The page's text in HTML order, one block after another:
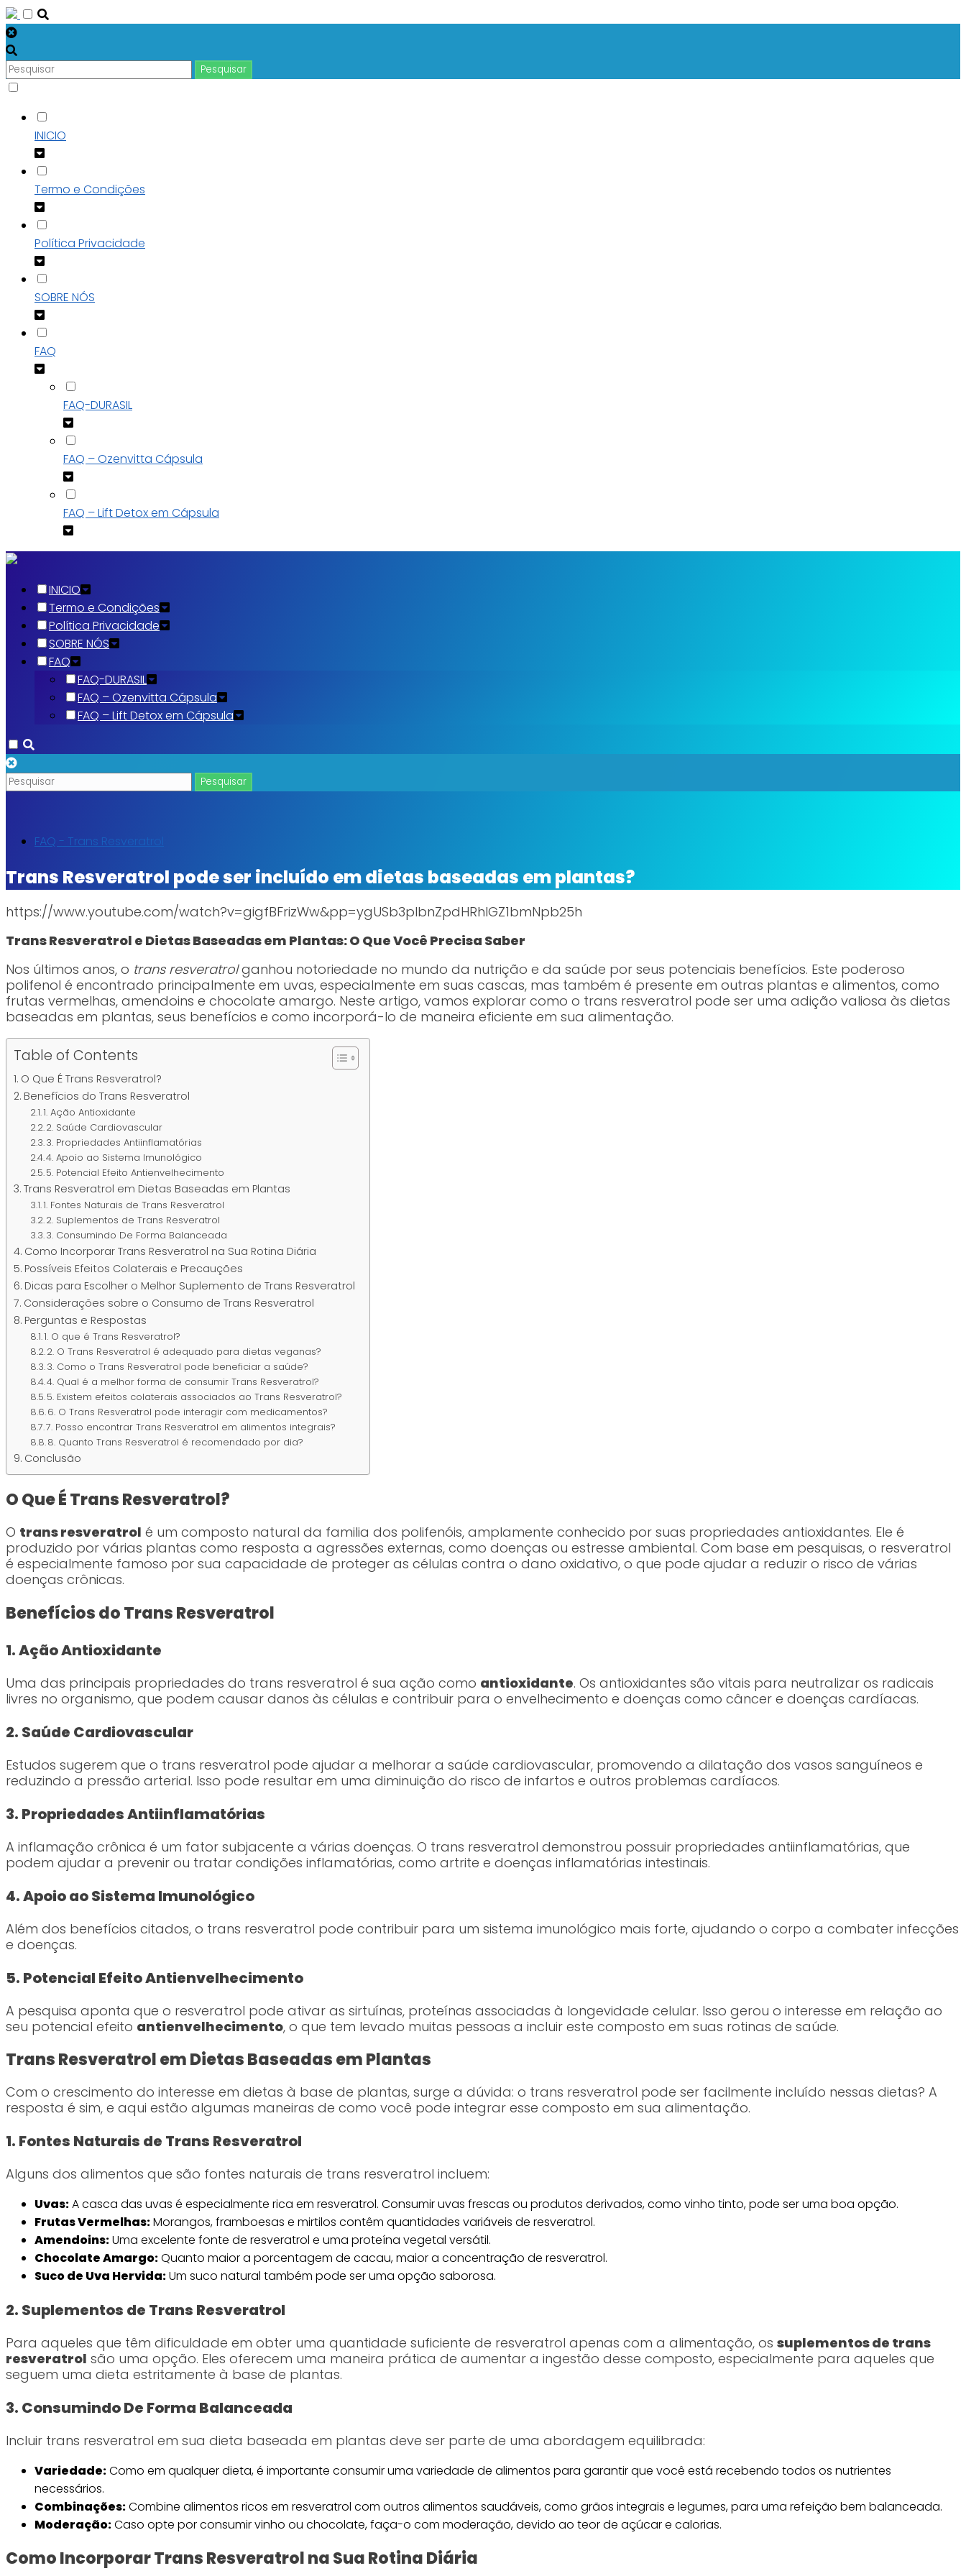
INICIO
Termo e Condições
Política Privacidade
SOBRE NÓS
FAQ
FAQ-DURASIL
FAQ – Ozenvitta Cápsula
FAQ – Lift Detox em Cápsula
INICIO
Termo e Condições
Política Privacidade
SOBRE NÓS
FAQ
FAQ-DURASIL
FAQ – Ozenvitta Cápsula
FAQ – Lift Detox em Cápsula
FAQ - Trans Resveratrol
Trans Resveratrol pode ser incluído em dietas baseadas em plantas?
https://www.youtube.com/watch?v=gigfBFrizWw&pp=ygUSb3plbnZpdHRhIGZ1bmNpb25h
Trans Resveratrol e Dietas Baseadas em Plantas: O Que Você Precisa Saber
Nos últimos anos, o trans resveratrolganhou notoriedade no mundo da nutrição e da saúde por seus potenciais benefícios. Este poderoso
polifenol é encontrado principalmente em uvas, especialmente em suas cascas, mas também é presente em outras plantas e alimentos, como
frutas vermelhas, amendoins e chocolate amargo. Neste artigo, vamos explorar como o trans resveratrol pode ser uma adição valiosa às dietas
baseadas em plantas, seus benefícios e como incorporá-lo de maneira eficiente em sua alimentação.
Table of Contents
O Que É Trans Resveratrol?
Benefícios do Trans Resveratrol
1. Ação Antioxidante
2. Saúde Cardiovascular
3. Propriedades Antiinflamatórias
4. Apoio ao Sistema Imunológico
5. Potencial Efeito Antienvelhecimento
Trans Resveratrol em Dietas Baseadas em Plantas
1. Fontes Naturais de Trans Resveratrol
2. Suplementos de Trans Resveratrol
3. Consumindo De Forma Balanceada
Como Incorporar Trans Resveratrol na Sua Rotina Diária
Possíveis Efeitos Colaterais e Precauções
Dicas para Escolher o Melhor Suplemento de Trans Resveratrol
Considerações sobre o Consumo de Trans Resveratrol
Perguntas e Respostas
1. O que é Trans Resveratrol?
2. O Trans Resveratrol é adequado para dietas veganas?
3. Como o Trans Resveratrol pode beneficiar a saúde?
4. Qual é a melhor forma de consumir Trans Resveratrol?
5. Existem efeitos colaterais associados ao Trans Resveratrol?
6. O Trans Resveratrol pode interagir com medicamentos?
7. Posso encontrar Trans Resveratrol em alimentos integrais?
8. Quanto Trans Resveratrol é recomendado por dia?
Conclusão
O Que É Trans Resveratrol?
O trans resveratrol é um composto natural da familia dos polifenóis, amplamente conhecido por suas propriedades antioxidantes. Ele é
produzido por várias plantas como resposta a agressões externas, como doenças ou estresse ambiental. Com base em pesquisas, o resveratrol
é especialmente famoso por sua capacidade de proteger as células contra o dano oxidativo, o que pode ajudar a reduzir o risco de várias
doenças crônicas.
Benefícios do Trans Resveratrol
1. Ação Antioxidante
Uma das principais propriedades do trans resveratrol é sua ação como antioxidante. Os antioxidantes são vitais para neutralizar os radicais
livres no organismo, que podem causar danos às células e contribuir para o envelhecimento e doenças como câncer e doenças cardíacas.
2. Saúde Cardiovascular
Estudos sugerem que o trans resveratrol pode ajudar a melhorar a saúde cardiovascular, promovendo a dilatação dos vasos sanguíneos e
reduzindo a pressão arterial. Isso pode resultar em uma diminuição do risco de infartos e outros problemas cardíacos.
3. Propriedades Antiinflamatórias
A inflamação crônica é um fator subjacente a várias doenças. O trans resveratrol demonstrou possuir propriedades antiinflamatórias, que
podem ajudar a prevenir ou tratar condições inflamatórias, como artrite e doenças inflamatórias intestinais.
4. Apoio ao Sistema Imunológico
Além dos benefícios citados, o trans resveratrol pode contribuir para um sistema imunológico mais forte, ajudando o corpo a combater infecções
e doenças.
5. Potencial Efeito Antienvelhecimento
A pesquisa aponta que o resveratrol pode ativar as sirtuínas, proteínas associadas à longevidade celular. Isso gerou o interesse em relação ao
seu potencial efeito antienvelhecimento, o que tem levado muitas pessoas a incluir este composto em suas rotinas de saúde.
Trans Resveratrol em Dietas Baseadas em Plantas
Com o crescimento do interesse em dietas à base de plantas, surge a dúvida: o trans resveratrol pode ser facilmente incluído nessas dietas? A
resposta é sim, e aqui estão algumas maneiras de como você pode integrar esse composto em sua alimentação.
1. Fontes Naturais de Trans Resveratrol
Alguns dos alimentos que são fontes naturais de trans resveratrol incluem:
Uvas:A casca das uvas é especialmente rica em resveratrol. Consumir uvas frescas ou produtos derivados, como vinho tinto, pode ser uma boa opção.
Frutas Vermelhas:Morangos, framboesas e mirtilos contêm quantidades variáveis de resveratrol.
Amendoins:Uma excelente fonte de resveratrol e uma proteína vegetal versátil.
Chocolate Amargo:Quanto maior a porcentagem de cacau, maior a concentração de resveratrol.
Suco de Uva Hervida:Um suco natural também pode ser uma opção saborosa.
2. Suplementos de Trans Resveratrol
Para aqueles que têm dificuldade em obter uma quantidade suficiente de resveratrol apenas com a alimentação, os suplementos de trans
resveratrol são uma opção. Eles oferecem uma maneira prática de aumentar a ingestão desse composto, especialmente para aqueles que
seguem uma dieta estritamente à base de plantas.
3. Consumindo De Forma Balanceada
Incluir trans resveratrol em sua dieta baseada em plantas deve ser parte de uma abordagem equilibrada:
Variedade:Como em qualquer dieta, é importante consumir uma variedade de alimentos para garantir que você está recebendo todos os nutrientes
necessários.
Combinações:Combine alimentos ricos em resveratrol com outros alimentos saudáveis, como grãos integrais e legumes, para uma refeição bem balanceada.
Moderação:Caso opte por consumir vinho ou chocolate, faça-o com moderação, devido ao teor de açúcar e calorias.
Como Incorporar Trans Resveratrol na Sua Rotina Diária